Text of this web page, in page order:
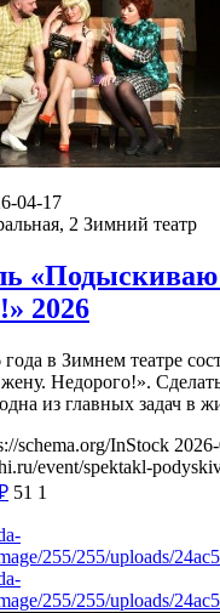
04-17
2 Зимний театр
«Подыскиваю
2026
в Зимнем театре
Недорого!».
из главных задач в
schema.org/InStock
event/spektakl-
51 1
255/255/uploads/
255/255/uploads/